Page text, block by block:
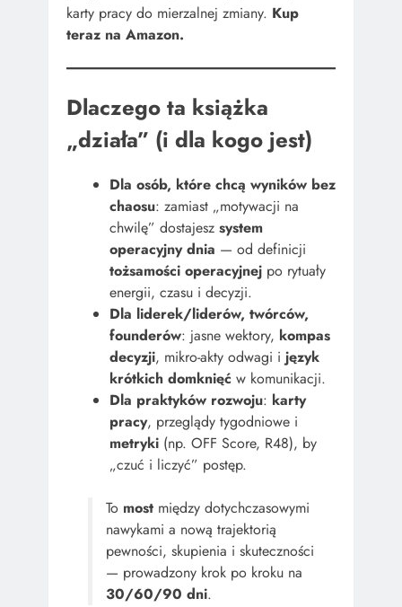
karty pracy do mierzalnej zmiany. Kup
teraz na Amazon.
Dlaczego ta książka
„działa” (i dla kogo jest)
Dla osób, które chcą wyników bez
chaosu: zamiast „motywacji na
chwilę” dostajesz system
operacyjny dnia — od definicji
tożsamości operacyjnej po rytuały
energii, czasu i decyzji.
Dla liderek/liderów, twórców,
founderów: jasne wektory, kompas
decyzji, mikro-akty odwagi i język
krótkich domknięć w komunikacji.
Dla praktyków rozwoju: karty
pracy, przeglądy tygodniowe i
metryki (np. OFF Score, R48), by
„czuć i liczyć” postęp.
To most między dotychczasowymi
nawykami a nową trajektorią
pewności, skupienia i skuteczności
— prowadzony krok po kroku na
30/60/90 dni.